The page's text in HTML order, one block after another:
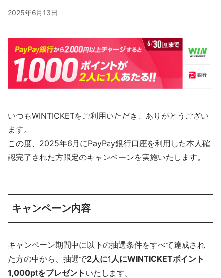
2025年6月13日
いつもWINTICKETをご利用いただき、ありがとうござい
ます。
この度、2025年6月にPayPay銀行口座を利用した本人確
認完了された方限定のキャンペーンを実施いたします。
キャンペーン内容
キャンペーン期間中に以下の抽選条件をすべて達成され
た方の中から、抽選で2人に1人にWINTICKETポイント
1,000ptをプレゼント いたします。